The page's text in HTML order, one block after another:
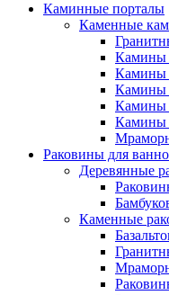
Каминные порталы
Каменные
Камины
Камины
Камины
Камины
Камины
Раковины для
Деревянные
Каменные